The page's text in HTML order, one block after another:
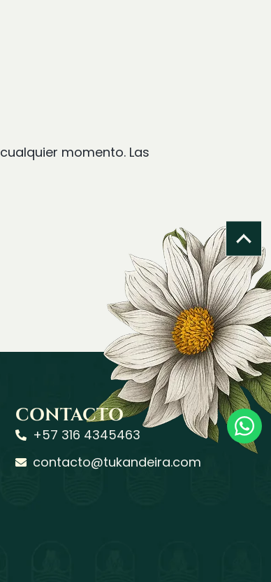
momento. Las
CONTACTO
+57 316 4345463
contacto@tukandeira.com